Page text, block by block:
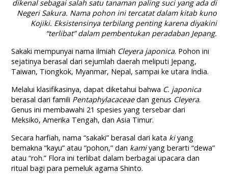
dikenal sebagai salah satu tanaman paling suci yang ada di
Negeri Sakura. Nama pohon ini tercatat dalam kitab kuno
Kojiki. Eksistensinya terbilang penting karena diyakini
“terlibat” dalam pembentukan peradaban Jepang.
Sakaki mempunyai nama ilmiah Cleyera japonica. Pohon ini
sejatinya berasal dari sejumlah daerah meliputi Jepang,
Taiwan, Tiongkok, Myanmar, Nepal, sampai ke utara India.
Melalui klasifikasinya, dapat diketahui bahwa C. japonica
berasal dari famili Pentaphylacaceaedan genus Cleyera.
Genus ini membawahi 21 spesies yang tersebar dari
Meksiko, Amerika Tengah, dan Asia Timur.
Secara harfiah, nama “sakaki” berasal dari kata kiyang
bemakna “kayu” atau “pohon,” dan kamiyang berarti “dewa”
atau “roh.” Flora ini terlibat dalam berbagai upacara dan
ritual bagi para pemeluk agama Shinto.